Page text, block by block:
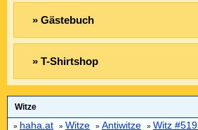
» Gästebuch
» T-Shirtshop
Witze
» haha.at » Witze » Antiwitze » Witz